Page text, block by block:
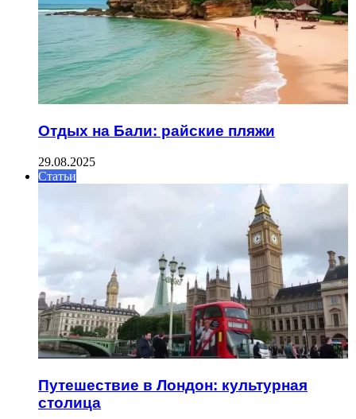
Отдых на Бали: райские пляжи
29.08.2025
Статьи
Путешествие в Лондон: культурная
столица